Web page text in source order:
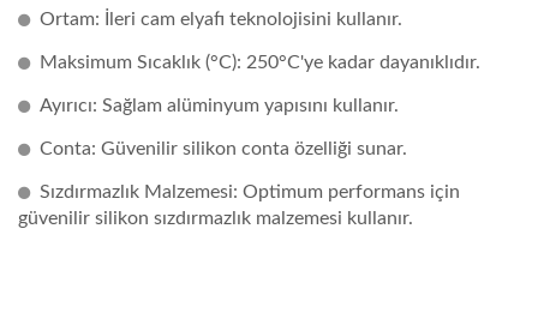
Ortam: İleri cam elyafı teknolojisini kullanır.
Maksimum Sıcaklık (°C): 250°C'ye kadar dayanıklıdır.
Ayırıcı: Sağlam alüminyum yapısını kullanır.
Conta: Güvenilir silikon conta özelliği sunar.
Sızdırmazlık Malzemesi: Optimum performans için
güvenilir silikon sızdırmazlık malzemesi kullanır.